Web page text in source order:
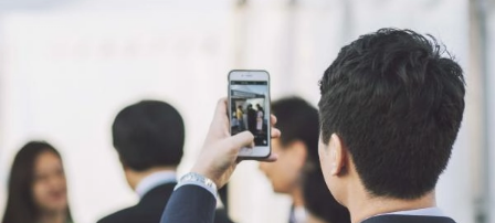
Congrès, réunions et expositions